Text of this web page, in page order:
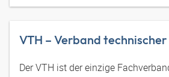
VTH – Verband
Der VTH ist der einzige